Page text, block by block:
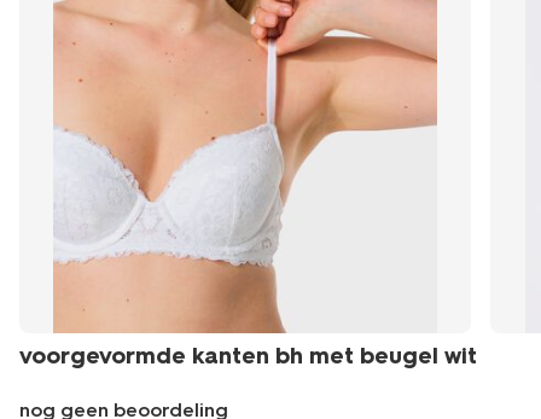
voorgevormde kanten bh met beugel wit
nog geen beoordeling